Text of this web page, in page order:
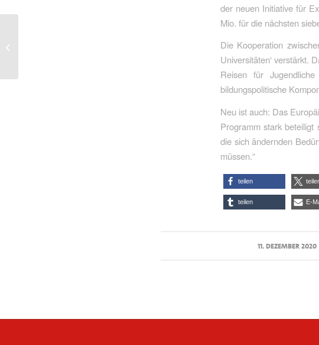
der neuen Initiative für
Mio. für die nächsten
Die Kooperation
Universitäten‘ verstärkt.
Reisen für
bildungspolitische
Neu ist auch: Das
Programm stark
die sich ändernden
müssen.“
teilen
teilen E-
11. DEZEMBER 2020
/